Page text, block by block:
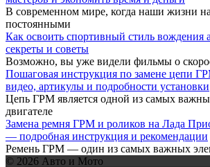
В современном мире, когда наши жизни
постоянными
Как освоить спортивный стиль
секреты и советы
Возможно, вы уже видели фильмы о
Пошаговая инструкция по замене цепи
видео, артикулы и подробности установки
Цепь ГРМ является одной из самых
двигателе
Замена ремня ГРМ и роликов на Лада
— подробная инструкция и рекомендации
Ремень ГРМ — один из самых важных
© 2026 Авто и Мото